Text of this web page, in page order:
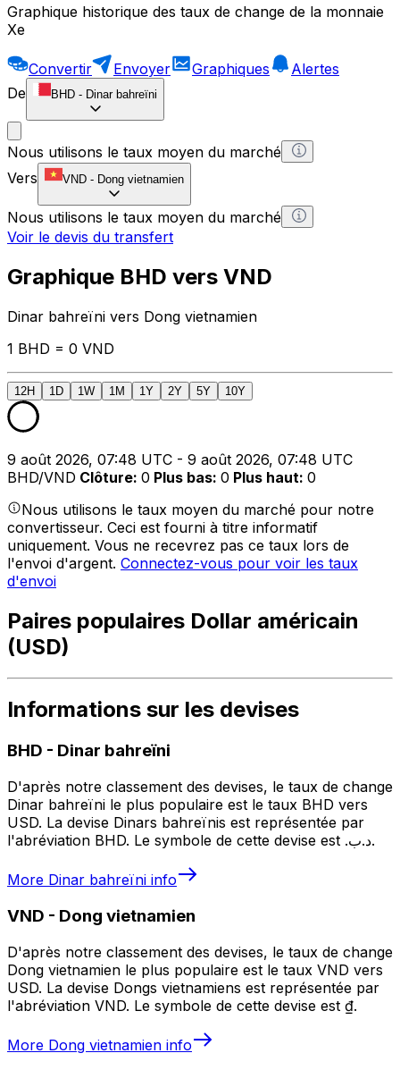
Graphique historique des taux de change de la monnaie
Xe
Convertir Envoyer Graphiques
Alertes
De
BHD - Dinar bahreïni
Nous utilisons le taux moyen du marché
Vers
VND - Dong vietnamien
Nous utilisons le taux moyen du marché
Voir le devis du transfert
Graphique BHD vers VND
Dinar bahreïni vers Dong vietnamien
1 BHD = 0 VND
12H 1D 1W 1M 1Y 2Y 5Y 10Y
9 août 2026, 07:48 UTC - 9 août 2026, 07:48 UTC
BHD/VND Clôture: 0 Plus bas: 0 Plus haut: 0
Nous utilisons le taux moyen du marché pour notre
convertisseur. Ceci est fourni à titre informatif
uniquement. Vous ne recevrez pas ce taux lors de
l'envoi d'argent. Connectez-vous pour voir les taux
d'envoi
Paires populaires Dollar américain
(USD)
Informations sur les devises
BHD - Dinar bahreïni
D'après notre classement des devises, le taux de change
Dinar bahreïni le plus populaire est le taux BHD vers
USD. La devise Dinars bahreïnis est représentée par
l'abréviation BHD. Le symbole de cette devise est .د.ب.
More Dinar bahreïni info
VND - Dong vietnamien
D'après notre classement des devises, le taux de change
Dong vietnamien le plus populaire est le taux VND vers
USD. La devise Dongs vietnamiens est représentée par
l'abréviation VND. Le symbole de cette devise est ₫.
More Dong vietnamien info